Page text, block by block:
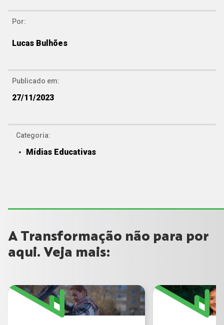
Por:
Lucas Bulhões
Publicado em:
27/11/2023
Categoria:
Mídias Educativas
A Transformação não para por
aqui. Veja mais: